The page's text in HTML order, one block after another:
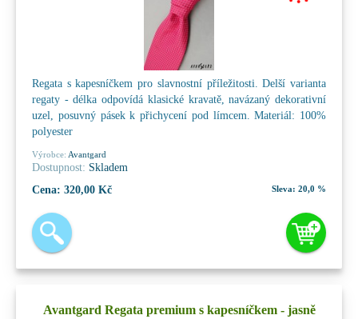
Regata s kapesníčkem pro slavnostní příležitosti. Delší varianta
regaty - délka odpovídá klasické kravatě, navázaný dekorativní
uzel, posuvný pásek k přichycení pod límcem. Materiál: 100%
polyester
Výrobce: Avantgard
Dostupnost: Skladem
Cena: 320,00 Kč Sleva: 20,0 %
Avantgard Regata premium s kapesníčkem - jasně